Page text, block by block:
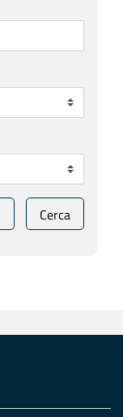
Cerca